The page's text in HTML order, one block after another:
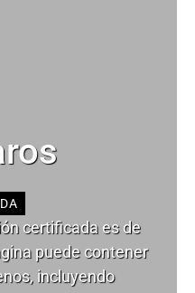
certificada es de
puede contener
incluyendo